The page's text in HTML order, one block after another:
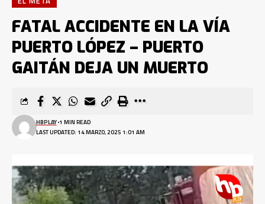
FATAL ACCIDENTE EN LA VÍA
PUERTO LÓPEZ – PUERTO
GAITÁN DEJA UN MUERTO
LAST UPDATED: 14 MARZO, 2025 1:01 AM
HBPLAY 1 MIN READ